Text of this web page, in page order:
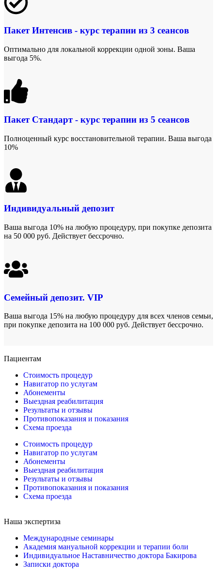
Пакет Интенсив - курс терапии из 3 сеансов
Оптимально для локальной коррекции одной зоны. Ваша
выгода 5%.
Пакет Стандарт - курс терапии из 5 сеансов
Полноценный курс восстановительной терапии. Ваша выгода
10%
Индивидуальный депозит
Ваша выгода 10% на любую процедуру, при покупке депозита
на 50 000 руб. Действует бессрочно.
Семейный депозит. VIP
Ваша выгода 15% на любую процедуру для всех членов семьи,
при покупке депозита на 100 000 руб. Действует бессрочно.
Пациентам
Стоимость процедур
Навигатор по услугам
Абонементы
Выездная реабилитация
Результаты и отзывы
Противопоказания и показания
Схема проезда
Стоимость процедур
Навигатор по услугам
Абонементы
Выездная реабилитация
Результаты и отзывы
Противопоказания и показания
Схема проезда
Наша экспертиза
Международные семинары
Академия мануальной коррекции и терапии боли
Индивидуальное Наставничество доктора Бакирова
Записки доктора